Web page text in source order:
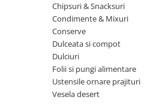
COJI TARTEChipsuri & Snacksuri
Condimente & Mixuri
Conserve
Dulceata si compot
Dulciuri
Folii si pungi alimentare
Ustensile ornare prajituri
Vesela desert